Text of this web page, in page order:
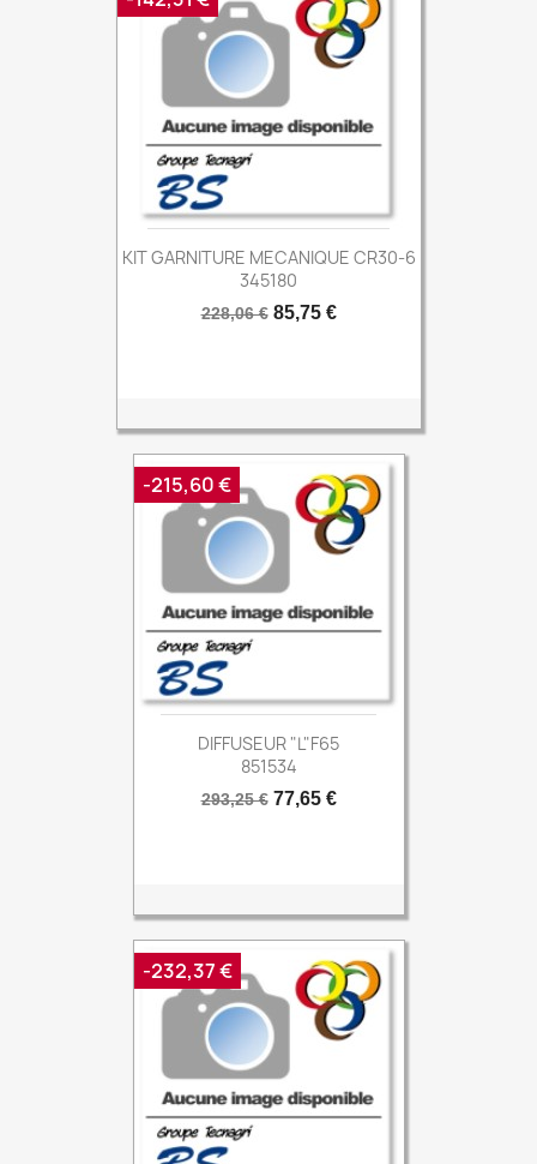
KIT GARNITURE MECANIQUE CR30-6
345180
Prix
228,06 € Prix
85,75 €
DIFFUSEUR "L"F65
851534
Prix
293,25 € Prix
77,65 €
-215,60 €
-232,37 €